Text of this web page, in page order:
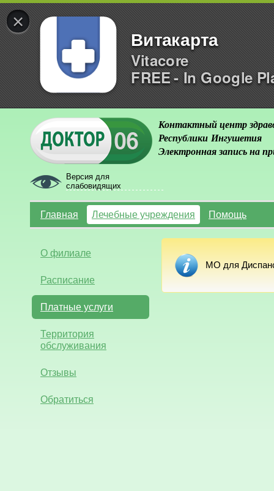
×
Витакарта
Vitacore
FREE - In Google
Версия для
слабовидящих
Контактный центр
Республики Ингушетия
Электронная запись на
Главная Лечебные учреждения Помощь
О филиале
Расписание
Платные услуги
Территория
обслуживания
Отзывы
Обратиться
МО для